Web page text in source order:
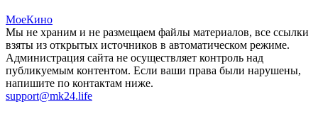
МоеКино
Мы не храним и не размещаем файлы материалов, все ссылки
взяты из открытых источников в автоматическом режиме.
Администрация сайта не осуществляет контроль над
публикуемым контентом. Если ваши права были нарушены,
напишите по контактам ниже.
support@mk24.life